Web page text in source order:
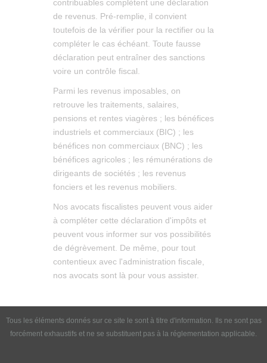
contribuables complètent une déclaration
de revenus. Pré-remplie, il convient
toutefois de la vérifier pour la rectifier ou la
compléter le cas échéant. Toute fausse
déclaration peut entraîner des sanctions
voire un contrôle fiscal.
Parmi les revenus imposables, on
retrouve les traitements, salaires,
pensions et rentes viagères ; les bénéfices
industriels et commerciaux (BIC) ; les
bénéfices non commerciaux (BNC) ; les
bénéfices agricoles ; les rémunérations de
dirigeants de sociétés ; les revenus
fonciers et les revenus mobiliers.
Nos avocats fiscalistes peuvent vous aider
à compléter cette déclaration d'impôts et
peuvent vous informer sur vos possibilités
de dégrèvement. De même, pour tout
contentieux avec l'administration fiscale,
nos avocats sont là pour vous assister.
Tous les éléments donnés sur ce site le sont à titre d'information. Ils ne sont pas
forcément exhaustifs et ne se substituent pas à la réglementation applicable.